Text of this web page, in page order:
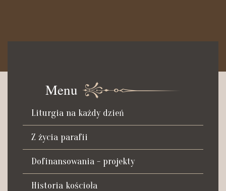
Czynna od poniedziałku do soboty do godz. 8.30 oraz po Mszy
św. wieczornej do godz. 18.00.
Telefon dyżurny: +48 665 034 305
Zwiedzanie kościoła i ekspozycji muzealnej:
kustosz-przewodnik
Roman Postek + 48 667 684 406
Parafia św. Piotra z Alkantary
i św. Antoniego z Padwy
Menu
Liturgia na każdy dzień
Z życia parafii
Dofinansowania - projekty
Historia kościoła